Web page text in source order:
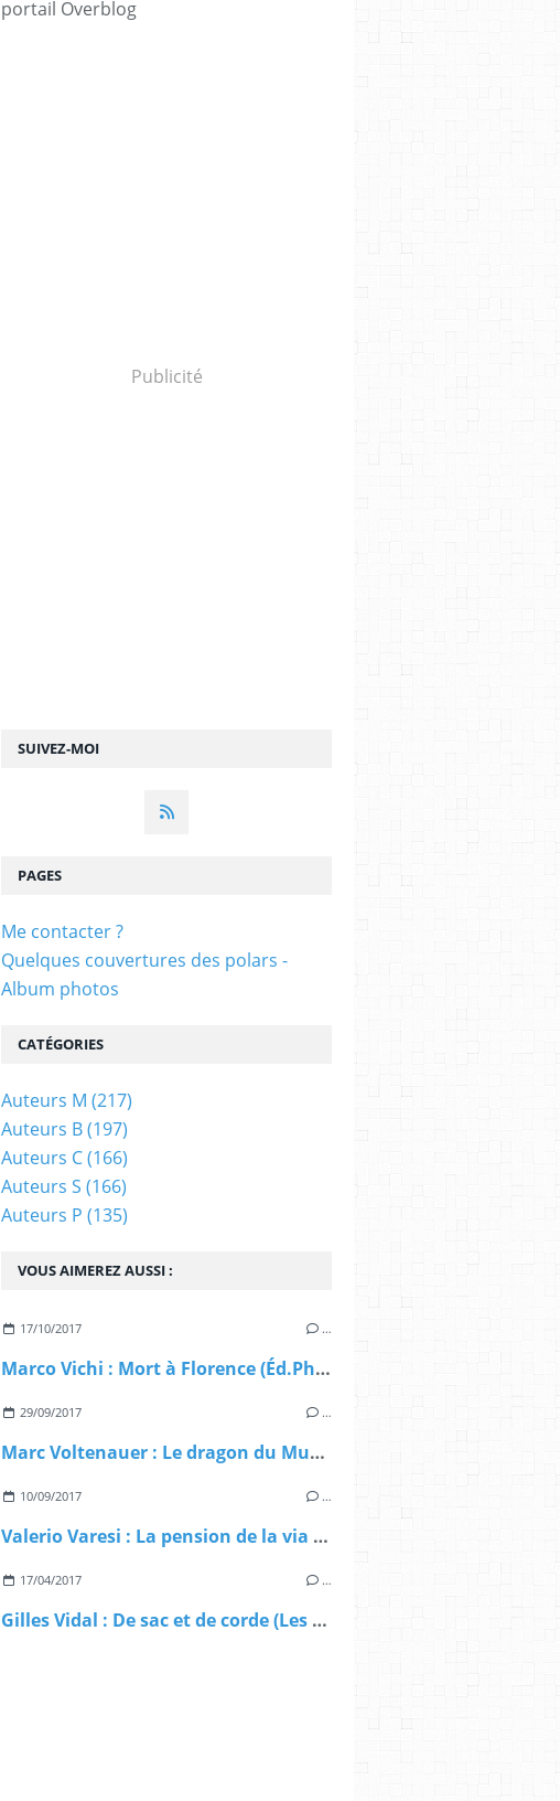
SUIVEZ-MOI
portail Overblog
Publicité
VOUS AIMEREZ AUSSI :
17/10/2017 …
Marco Vichi : Mort à Florence (Éd.Philippe Rey, 2017)
29/09/2017 …
Marc Voltenauer : Le dragon du Muveran (Pocket, 2017)
10/09/2017 …
Valerio Varesi : La pension de la via Saffi (Agullo Éditions, 2017)
17/04/2017 …
Gilles Vidal : De sac et de corde (Les Presses Littéraires, 2017)
PAGES
Me contacter ?
Quelques couvertures des polars -
Album photos
CATÉGORIES
Auteurs M (217)
Auteurs B(197)
Auteurs C(166)
Auteurs S (166)
Auteurs P (135)